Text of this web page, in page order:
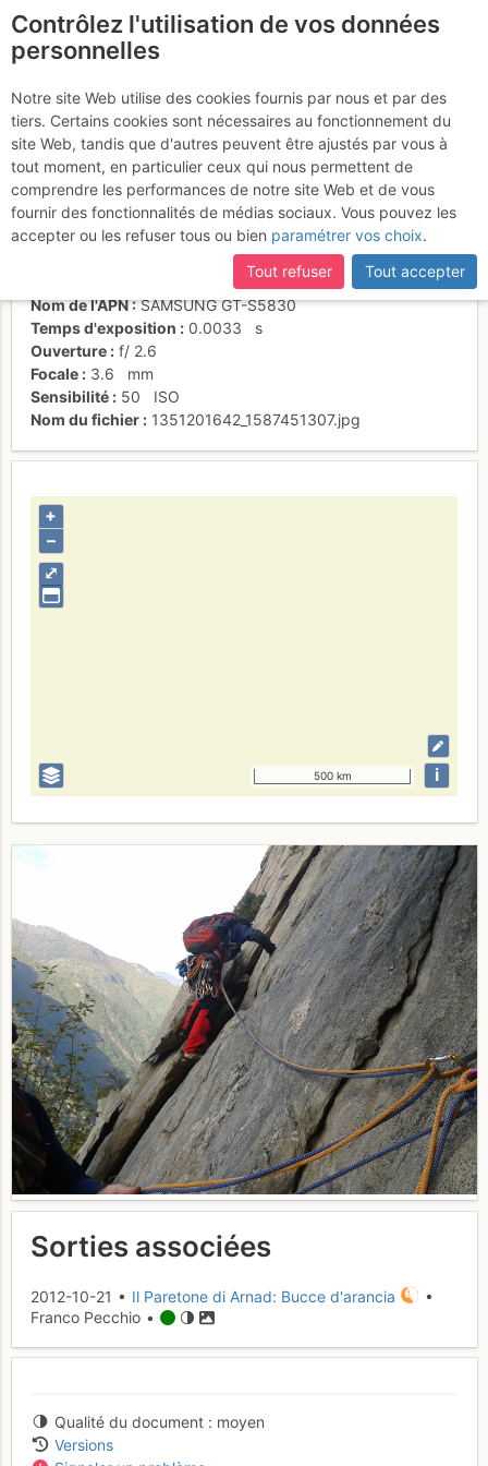
Fabio in azione
Activités
Date/heure
21 oct. 2012 10:00
Contributeur
Cristiano Fava
individuel (CC by-nc-nd)
personnages ,paysages
Nom de l'APN
SAMSUNG GT-S5830
Temps d'exposition
0.0033
s
Ouverture
f/ 2.6
Focale
3.6
mm
Sensibilité
50
ISO
Nom du fichier
1351201642_1587451307.jpg
⤢
+
–
500 km i
Sorties associées
2012-10-21 • Il Paretone di Arnad: Bucce d'arancia
•
Franco Pecchio •
Qualité du document
moyen
Versions
Contrôlez l'utilisation de vos données
personnelles
Notre site Web utilise des cookies fournis par nous et par des
tiers. Certains cookies sont nécessaires au fonctionnement du
site Web, tandis que d'autres peuvent être ajustés par vous à
tout moment, en particulier ceux qui nous permettent de
comprendre les performances de notre site Web et de vous
fournir des fonctionnalités de médias sociaux. Vous pouvez les
accepter ou les refuser tous ou bien paramétrer vos choix.
Tout refuser
Tout accepter